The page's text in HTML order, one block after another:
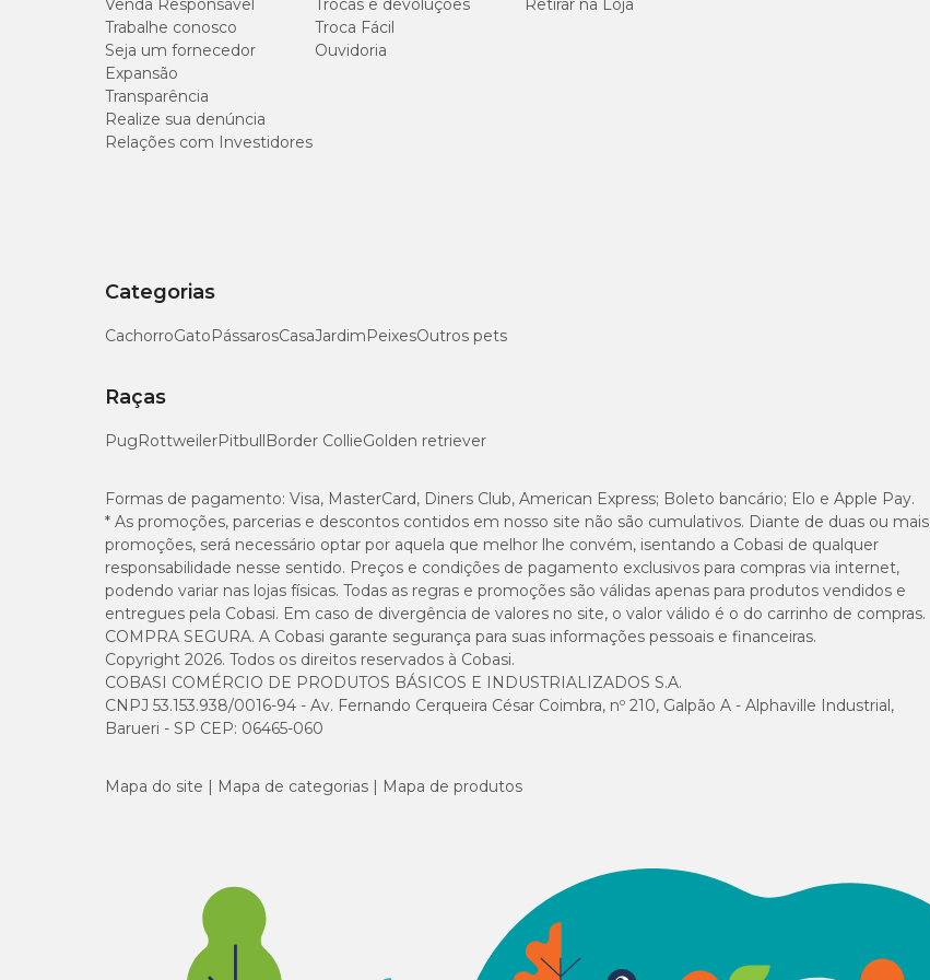
Venda Responsável
Trabalhe conosco
Seja um fornecedor
Expansão
Transparência
Realize sua denúncia
Relações com Investidores
Trocas e devoluções
Troca Fácil
Ouvidoria
Retirar na Loja
Categorias
CachorroGatoPássarosCasaJardimPeixesOutros pets
Raças
PugRottweilerPitbullBorder CollieGolden retriever
Formas de pagamento: Visa, MasterCard, Diners Club, American Express; Boleto bancário; Elo e Apple Pay.
* As promoções, parcerias e descontos contidos em nosso site não são cumulativos. Diante de duas ou mais
promoções, será necessário optar por aquela que melhor lhe convém, isentando a Cobasi de qualquer
responsabilidade nesse sentido. Preços e condições de pagamento exclusivos para compras via internet,
podendo variar nas lojas físicas. Todas as regras e promoções são válidas apenas para produtos vendidos e
entregues pela Cobasi. Em caso de divergência de valores no site, o valor válido é o do carrinho de compras.
COMPRA SEGURA. A Cobasi garante segurança para suas informações pessoais e financeiras.
Copyright 2026. Todos os direitos reservados à Cobasi.
COBASI COMÉRCIO DE PRODUTOS BÁSICOS E INDUSTRIALIZADOS S.A.
CNPJ 53.153.938/0016-94 - Av. Fernando Cerqueira César Coimbra, nº 210, Galpão A - Alphaville Industrial,
Barueri - SP CEP: 06465-060
Mapa do site Mapa de categorias Mapa de produtos